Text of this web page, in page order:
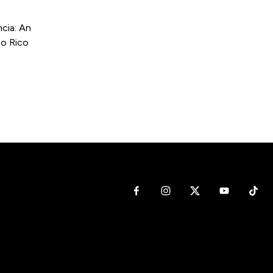
An
Rico